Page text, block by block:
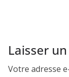
Laisser
Votre adresse